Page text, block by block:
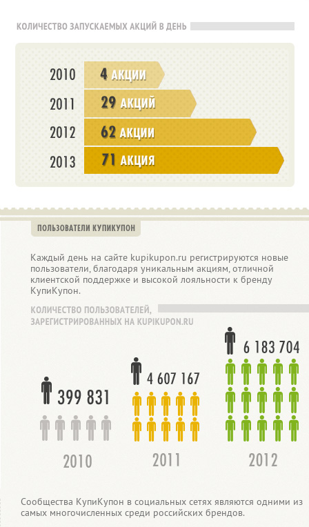
Каждый день на сайте kupikupon.ru регистрируются новые
пользователи, благодаря уникальным акциям, отличной
клиентской поддержке и высокой лояльности к бренду
КупиКупон.
Сообщества КупиКупон в социальных сетях являются одними из
самых многочисленных среди российских брендов.